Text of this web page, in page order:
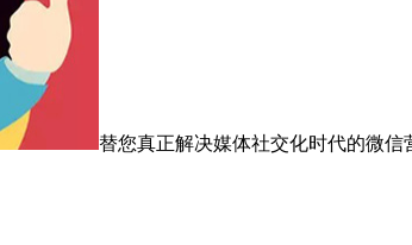
替您真正解决媒体社交化时代的微信